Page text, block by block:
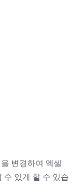
변경하여 엑셀
수 있게 할 수 있습